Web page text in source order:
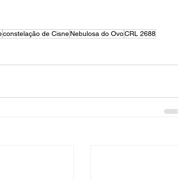
constelação de CisneNebulosa do OvoCRL 2688